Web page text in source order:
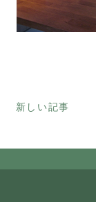
新しい記事